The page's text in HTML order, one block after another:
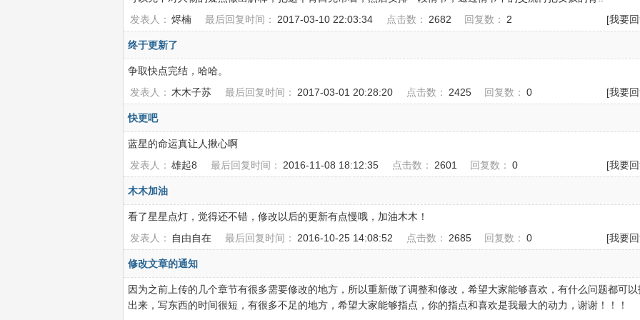
[我要
发表人： 烬楠 最后回复时间： 2017-03-10 22:03:34 点击数： 2682 回复数： 2
终于更新了
争取快点完结，哈哈。
[我要
发表人： 木木子苏 最后回复时间： 2017-03-01 20:28:20 点击数： 2425 回复数： 0
快更吧
蓝星的命运真让人揪心啊
[我要
发表人： 雄起8 最后回复时间： 2016-11-08 18:12:35 点击数： 2601 回复数： 0
木木加油
看了星星点灯，觉得还不错，修改以后的更新有点慢哦，加油木木！
[我要
发表人： 自由自在 最后回复时间： 2016-10-25 14:08:52 点击数： 2685 回复数： 0
修改文章的通知
因为之前上传的几个章节有很多需要修改的地方，所以重新做了调整和修改，希望大家能够喜欢，有什么问题都可以
出来，写东西的时间很短，有很多不足的地方，希望大家能够指点，你的指点和喜欢是我最大的动力，谢谢！！！